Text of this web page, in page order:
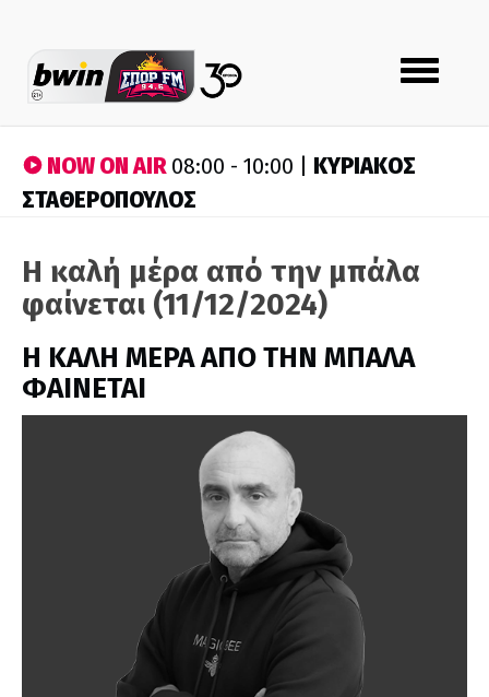
Toggle
navigation
NOW ON AIR08:00 - 10:00 | ΚΥΡΙΑΚΟΣ
ΣΤΑΘΕΡΟΠΟΥΛΟΣ
Η καλή μέρα από την μπάλα
φαίνεται (11/12/2024)
H ΚΑΛΗ ΜΕΡΑ ΑΠΟ ΤΗΝ ΜΠΑΛΑ
ΦΑΙΝΕΤΑΙ